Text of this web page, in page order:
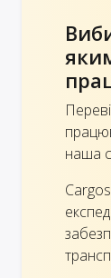
наша